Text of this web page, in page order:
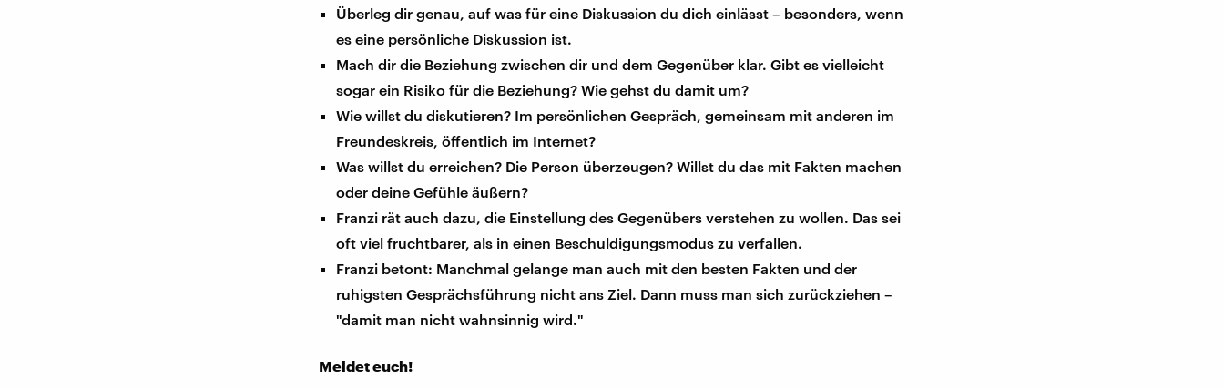
Überleg dir genau, auf was für eine Diskussion du dich einlässt – besonders, wenn
es eine persönliche Diskussion ist.
Mach dir die Beziehung zwischen dir und dem Gegenüber klar. Gibt es vielleicht
sogar ein Risiko für die Beziehung? Wie gehst du damit um?
Wie willst du diskutieren? Im persönlichen Gespräch, gemeinsam mit anderen im
Freundeskreis, öffentlich im Internet?
Was willst du erreichen? Die Person überzeugen? Willst du das mit Fakten machen
oder deine Gefühle äußern?
Franzi rät auch dazu, die Einstellung des Gegenübers verstehen zu wollen. Das sei
oft viel fruchtbarer, als in einen Beschuldigungsmodus zu verfallen.
Franzi betont: Manchmal gelange man auch mit den besten Fakten und der
ruhigsten Gesprächsführung nicht ans Ziel. Dann muss man sich zurückziehen –
"damit man nicht wahnsinnig wird."
Meldet euch!